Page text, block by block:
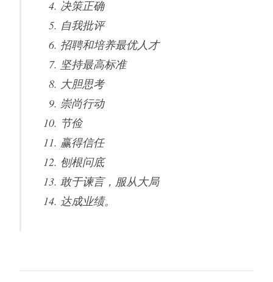
决策正确
自我批评
招聘和培养最优人才
坚持最高标准
大胆思考
崇尚行动
节俭
赢得信任
刨根问底
敢于谏言，服从大局
达成业绩。